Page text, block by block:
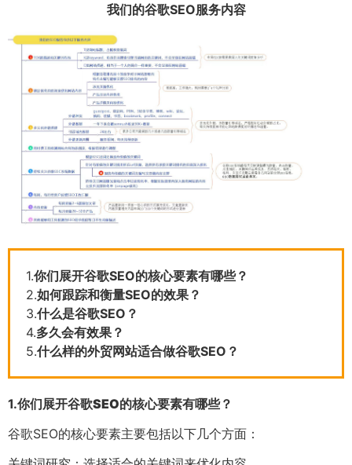
我们的谷歌SEO服务内容
1.你们展开谷歌SEO的核心要素有哪些？
2.如何跟踪和衡量SEO的效果？
3.什么是谷歌SEO？
4.多久会有效果？
5.什么样的外贸网站适合做谷歌SEO？
1.你们展开谷歌SEO的核心要素有哪些？
谷歌SEO的核心要素主要包括以下几个方面：